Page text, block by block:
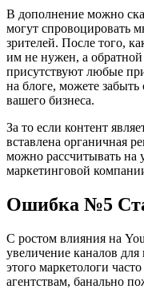
В дополнение можно
могут спровоцировать
зрителей. После того,
им не нужен, а обратной
присутствуют любые
на блоге, можете
вашего бизнеса.
За то если контент
вставлена органичная
можно рассчитывать на
маркетинговой
Ошибка №5
С ростом влияния на
увеличение каналов
этого маркетологи
агентствам, банально